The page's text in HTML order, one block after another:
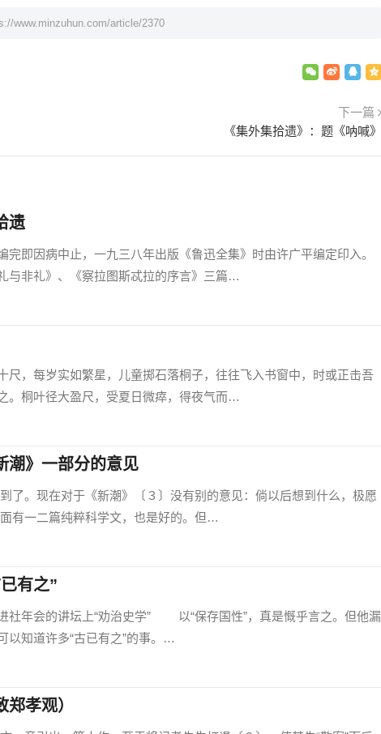
www.minzuhun.com/article/2370
下一篇
《集外集拾遗》：题《呐喊》
遗
即因病中止，一九三八年出版《鲁迅全集》时由许广平编定印入。
与非礼》、《察拉图斯忒拉的序言》三篇…
，每岁实如繁星，儿童掷石落桐子，往往飞入书窗中，时或正击吾
。桐叶径大盈尺，受夏日微瘁，得夜气而…
潮》一部分的意见
现在对于《新潮》〔３〕没有别的意见：倘以后想到什么，极愿
一二篇纯粹科学文，也是好的。但…
有之”
年会的讲坛上“劝治史学” 以“保存国性”，真是慨乎言之。但他漏
以知道许多“古已有之”的事。…
孝观）